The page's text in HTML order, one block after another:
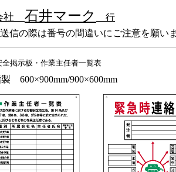
社 石井マーク 行
信の際は番号の間違いにご注意を願い
全掲示板・作業主任者一覧表
600×900mm/900×600mm